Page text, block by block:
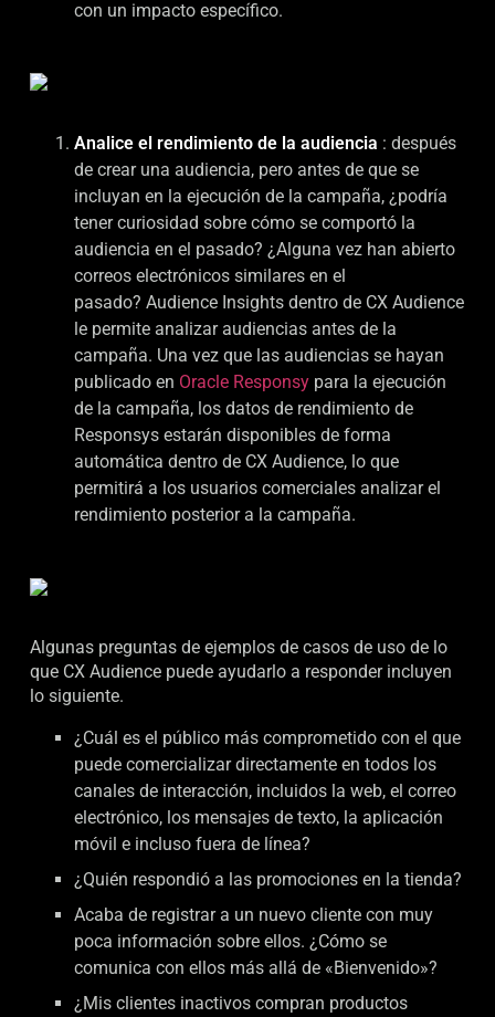
con un impacto específico.
Analice el rendimiento de la audiencia : después
de crear una audiencia, pero antes de que se
incluyan en la ejecución de la campaña, ¿podría
tener curiosidad sobre cómo se comportó la
audiencia en el pasado? ¿Alguna vez han abierto
correos electrónicos similares en el
pasado? Audience Insights dentro de CX Audience
le permite analizar audiencias antes de la
campaña. Una vez que las audiencias se hayan
publicado en Oracle Responsypara la ejecución
de la campaña, los datos de rendimiento de
Responsys estarán disponibles de forma
automática dentro de CX Audience, lo que
permitirá a los usuarios comerciales analizar el
rendimiento posterior a la campaña.
Algunas preguntas de ejemplos de casos de uso de lo
que CX Audience puede ayudarlo a responder incluyen
lo siguiente.
¿Cuál es el público más comprometido con el que
puede comercializar directamente en todos los
canales de interacción, incluidos la web, el correo
electrónico, los mensajes de texto, la aplicación
móvil e incluso fuera de línea?
¿Quién respondió a las promociones en la tienda?
Acaba de registrar a un nuevo cliente con muy
poca información sobre ellos. ¿Cómo se
comunica con ellos más allá de «Bienvenido»?
¿Mis clientes inactivos compran productos